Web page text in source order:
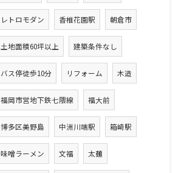
レトロモダン 香椎花園駅 朝倉市
土地面積60坪以上 建築条件なし
バス停徒歩10分 リフォーム 木造
福岡市営地下鉄七隈線 福大前
博多区美野島 中洲川端駅 箱崎駅
味噌ラーメン 文福 太麺